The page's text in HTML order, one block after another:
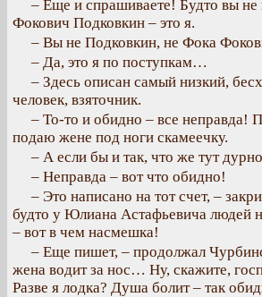
– Еще и спрашиваете! Будто вы не
Фокович Подковкин – это я.
– Вы не Подковкин, не Фока
– Да, это я по поступкам…
– Здесь описан самый низкий,
человек, взяточник.
– То-то и обидно – все неправда!
подаю жене под ноги скамеечку.
– А если бы и так, что же тут
– Неправда – вот что обидно!
– Это написано на тот счет, –
будто у Юлиана Астафьевича людей
– вот в чем насмешка!
– Еще пишет, – продолжал
жена водит за нос… Ну, скажите,
Разве я лодка? Душа болит – так